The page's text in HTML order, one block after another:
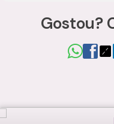
Gostou?